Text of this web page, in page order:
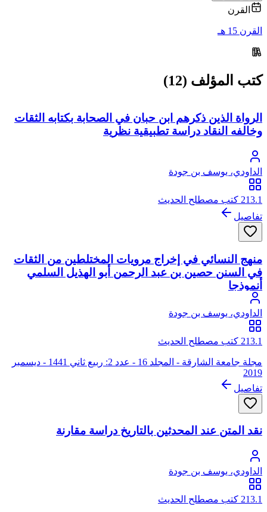
القرن
القرن 15 هـ
كتب المؤلف (12)
الرواة الذين ذكرهم ابن حبان في الصحابة بكتابه الثقات
وخالفه النقاد دراسة تطبيقية نظرية
الداودي، يوسف بن جودة
213.1 كتب مصطلح الحديث
تفاصيل
منهج النسائي في إخراج مرويات المختلطين من الثقات
في السنن حصين بن عبد الرحمن أبو الهذيل السلمي
أنموذجا
الداودي، يوسف بن جودة
213.1 كتب مصطلح الحديث
مجلة جامعة الشارقة - المجلد 16 - عدد 2: ربيع ثاني 1441 - ديسمبر
2019
تفاصيل
نقد المتن عند المحدثين بالتاريخ دراسة مقارنة
الداودي، يوسف بن جودة
213.1 كتب مصطلح الحديث